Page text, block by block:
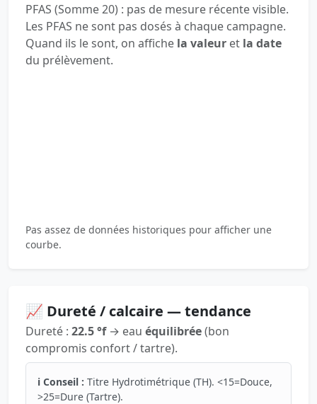
PFAS (Somme 20) : pas de mesure récente visible.
Les PFAS ne sont pas dosés à chaque campagne.
Quand ils le sont, on affiche la valeur et la date
du prélèvement.
Pas assez de données historiques pour afficher une
courbe.
📈 Dureté / calcaire — tendance
Dureté : 22.5 °f→ eau équilibrée(bon
compromis confort / tartre).
ℹ️ Conseil : Titre Hydrotimétrique (TH). <15=Douce,
>25=Dure (Tartre).